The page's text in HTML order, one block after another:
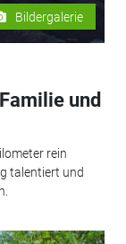
Bildergalerie
und
rein
talentiert und